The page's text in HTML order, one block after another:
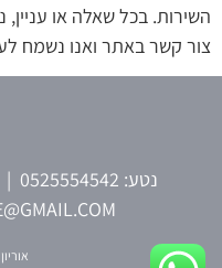
השירות. בכל שאלה או
צור קשר באתר ואנו נשמח
נטע: 0525554542
|